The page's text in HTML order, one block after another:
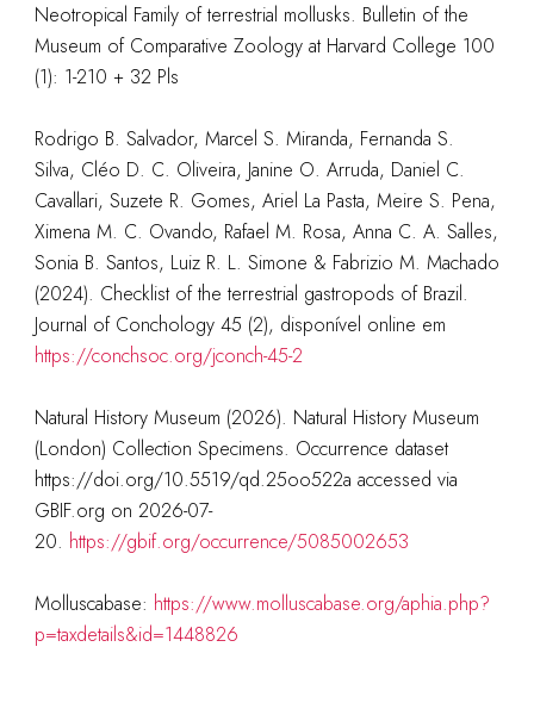
Neotropical Family of terrestrial mollusks. Bulletin of the
Museum of Comparative Zoology at Harvard College 100
(1): 1-210 + 32 Pls
Rodrigo B. Salvador, Marcel S. Miranda, Fernanda S.
Silva, Cléo D. C. Oliveira, Janine O. Arruda, Daniel C.
Cavallari, Suzete R. Gomes, Ariel La Pasta, Meire S. Pena,
Ximena M. C. Ovando, Rafael M. Rosa, Anna C. A. Salles,
Sonia B. Santos, Luiz R. L. Simone & Fabrizio M. Machado
(2024). Checklist of the terrestrial gastropods of Brazil.
Journal of Conchology 45 (2), disponível online em
https://conchsoc.org/jconch-45-2
Natural History Museum (2026). Natural History Museum
(London) Collection Specimens. Occurrence dataset
https://doi.org/10.5519/qd.25oo522a accessed via
GBIF.org on 2026-07-
20. https://gbif.org/occurrence/5085002653
Molluscabase: https://www.molluscabase.org/aphia.php?
p=taxdetails&id=1448826